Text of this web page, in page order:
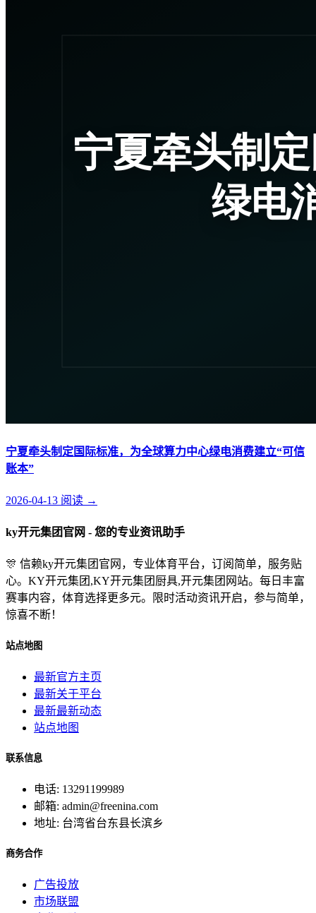
宁夏牵头制定国际标准，为全球算力中心绿电消费建立“可信
账本”
2026-04-13 阅读 →
ky开元集团官网 - 您的专业资讯助手
🎊 信赖ky开元集团官网，专业体育平台，订阅简单，服务贴
心。KY开元集团,KY开元集团厨具,开元集团网站。每日丰富
赛事内容，体育选择更多元。限时活动资讯开启，参与简单，
惊喜不断！
站点地图
最新官方主页
最新关于平台
最新最新动态
站点地图
联系信息
电话: 13291199989
邮箱: admin@freenina.com
地址: 台湾省台东县长滨乡
商务合作
广告投放
市场联盟